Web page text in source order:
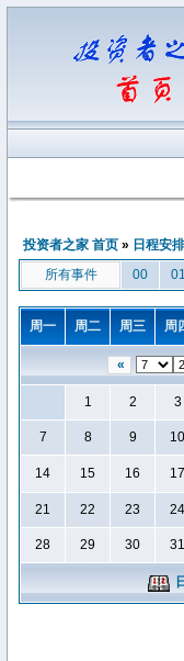
投资者之家 首页 » 日程安排
所有事件
00 01
周一 周二 周三 周
«
1 2 3
7 8 9 10
14 15 16 17
21 22 23 24
28 29 30 31